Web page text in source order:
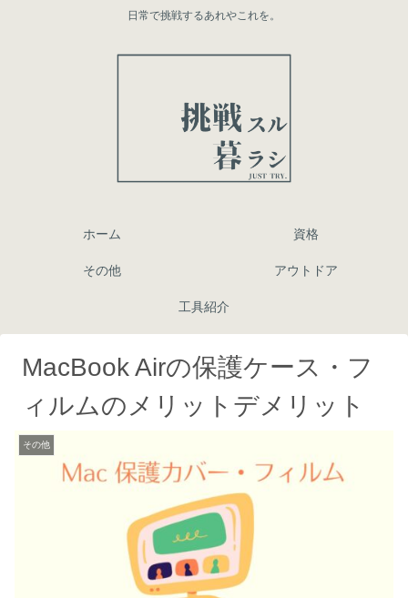
日常で挑戦するあれやこれを。
ホーム 資格
その他 アウトドア
工具紹介
MacBook Airの保護ケース・フ
ィルムのメリットデメリット
その他